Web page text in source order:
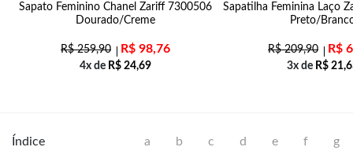
Sapato Feminino Chanel Zariff 7300506
Dourado/Creme
R$259,90 R$ 98,76
4x de R$ 24,69
Sapatilha Feminina Laço
Preto/
R$209,90 R$
3x de R$
Índice a b c d e f g